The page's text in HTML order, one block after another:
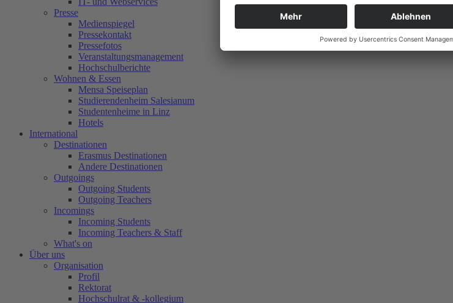
Presse
Medienspiegel
Pressekontakt
Pressefotos
Veranstaltungsmanagement
Hochschulberichte
Wohnen & Essen
Mensa Speiseplan
Studierendenheim Salesianum
Studentenheime in Linz
Hotels
International
Destinationen
Erasmus Destinationen
Andere Destinationen
Outgoings
Outgoing Students
Outgoing Teachers
Incomings
Incoming Students
Incoming Teachers & Staff
What's on
Über uns
Organisation
Profil
Rektorat
Hochschulrat & -kollegium